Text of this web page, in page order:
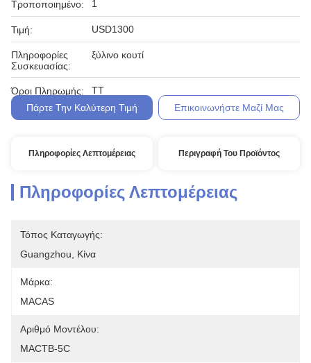
Τροποποιημένο: 1
Τιμή: USD1300
Πληροφορίες
Συσκευασίας:
ξύλινο κουτί
Όροι Πληρωμής:
TT
Πάρτε Την Καλύτερη Τιμή
Επικοινωνήστε Μαζί Μας
Πληροφορίες Λεπτομέρειας Περιγραφή Του Προϊόντος
Πληροφορίες Λεπτομέρειας
Τόπος Καταγωγής:
Guangzhou, Κίνα
Μάρκα:
MACAS
Αριθμό Μοντέλου:
MACTB-5C